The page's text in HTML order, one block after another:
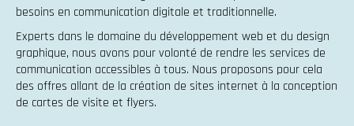
besoins en communication digitale et traditionnelle.
Experts dans le domaine du développement web et du design
graphique, nous avons pour volonté de rendre les services de
communication accessibles à tous. Nous proposons pour cela
des offres allant de la création de sites internet à la conception
de cartes de visite et flyers.